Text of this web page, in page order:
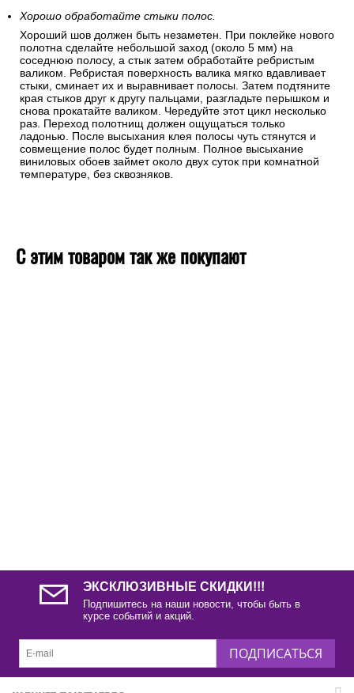
Хорошо обработайте стыки полос.
Хороший шов должен быть незаметен. При поклейке нового
полотна сделайте небольшой заход (около 5 мм) на
соседнюю полосу, а стык затем обработайте ребристым
валиком. Ребристая поверхность валика мягко вдавливает
стыки, сминает их и выравнивает полосы. Затем подтяните
края стыков друг к другу пальцами, разгладьте перышком и
снова прокатайте валиком. Чередуйте этот цикл несколько
раз. Переход полотнищ должен ощущаться только
ладонью. После высыхания клея полосы чуть стянутся и
совмещение полос будет полным. Полное высыхание
виниловых обоев займет около двух суток при комнатной
температуре, без сквозняков.
С этим товаром так же покупают
ЭКСКЛЮЗИВНЫЕ СКИДКИ!!!
Подпишитесь на наши новости, чтобы быть в
курсе событий и акций.
ПОДПИСАТЬСЯ